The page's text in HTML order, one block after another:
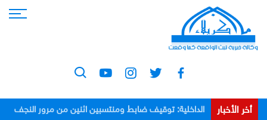
أخر الأخبار
الداخلية: توقيف ضابط ومنتسبين اثنين من مرور النجف